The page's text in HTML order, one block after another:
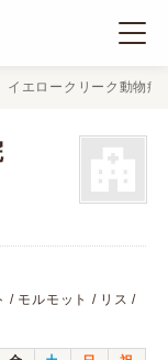
イエロークリーク動物病
/ モルモット / リス /